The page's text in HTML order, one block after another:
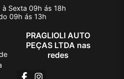
Sexta 09h ás 18h
09h ás 13h
PRAGLIOLI AUTO
PEÇAS LTDA nas
redes